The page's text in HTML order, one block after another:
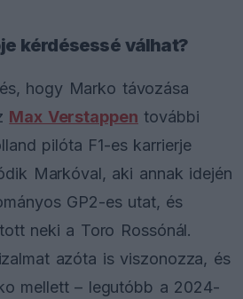
kérdésessé válhat?
hogy Marko távozása
Max Verstappen további
pilóta F1-es karrierje
Markóval, aki annak idején
GP2-es utat, és
neki a Toro Rossónál.
azóta is viszonozza, és
mellett – legutóbb a 2024-